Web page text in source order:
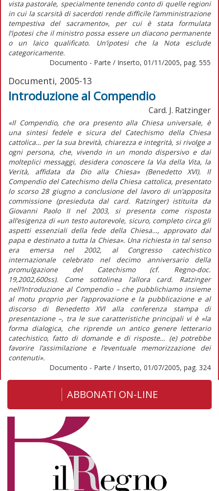
vista pastorale, specialmente tenendo conto di quelle regioni
in cui la scarsità di sacerdoti rende difficile l’amministrazione
tempestiva del sacramento», per cui è stata formulata
l’ipotesi che il ministro possa essere un diacono permanente
o un laico qualificato. Un’ipotesi che la Nota esclude
categoricamente.
Documento - Parte / Inserto, 01/11/2005, pag. 555
Documenti, 2005-13
Introduzione al Compendio
Card. J. Ratzinger
«Il Compendio, che ora presento alla Chiesa universale, è
una sintesi fedele e sicura del Catechismo della Chiesa
cattolica… per la sua brevità, chiarezza e integrità, si rivolge a
ogni persona, che, vivendo in un mondo dispersivo e dai
molteplici messaggi, desidera conoscere la Via della Vita, la
Verità, affidata da Dio alla Chiesa» (Benedetto XVI). Il
Compendio del Catechismo della Chiesa cattolica, presentato
lo scorso 28 giugno a conclusione del lavoro di un’apposita
commissione (presieduta dal card. Ratzinger) istituita da
Giovanni Paolo II nel 2003, si presenta come risposta
all’esigenza di «un testo autorevole, sicuro, completo circa gli
aspetti essenziali della fede della Chiesa…, approvato dal
papa e destinato a tutta la Chiesa». Una richiesta in tal senso
era emersa nel 2002, al Congresso catechistico
internazionale celebrato nel decimo anniversario della
promulgazione del Catechismo (cf. Regno-doc.
19,2002,600ss). Come sottolinea l’allora card. Ratzinger
nell’Introduzione al Compendio – che pubblichiamo insieme
al motu proprio per l’approvazione e la pubblicazione e al
discorso di Benedetto XVI alla conferenza stampa di
presentazione –, tra le sue caratteristiche principali vi è «la
forma dialogica, che riprende un antico genere letterario
catechistico, fatto di domande e di risposte… (e) potrebbe
favorire l’assimilazione e l’eventuale memorizzazione dei
contenuti».
Documento - Parte / Inserto, 01/07/2005, pag. 324
ABBONATI ON-LINE